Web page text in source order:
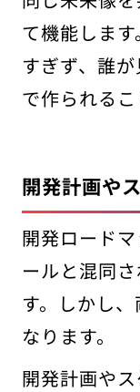
て機能しま
すぎず、誰
で作られるこ
開発計画や
開発ロード
ールと混同
す。しかし
なります。
開発計画や